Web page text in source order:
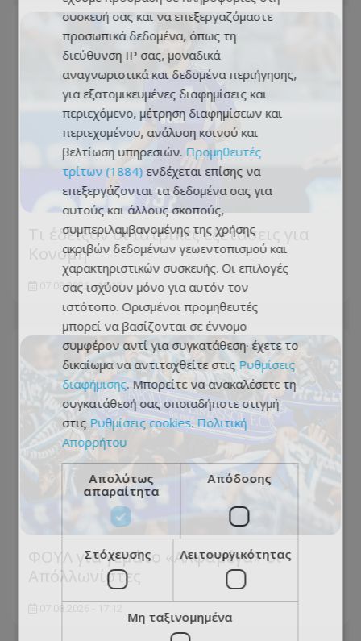
Τι έδειξαν οι ιατρικές εξετάσεις για
Κονομή
07.08.2026 - 18:12
ΦΟΥΛ για γεμάτο «Αλφαμέγα» οι
Απόλλωνίστες
συσκευή σας και να επεξεργαζόμαστε
προσωπικά δεδομένα, όπως τη
διεύθυνση IP σας, μοναδικά
αναγνωριστικά και δεδομένα περιήγησης,
για εξατομικευμένες διαφημίσεις και
περιεχόμενο, μέτρηση διαφημίσεων και
περιεχομένου, ανάλυση κοινού και
βελτίωση υπηρεσιών. Προμηθευτές
τρίτων (1884) ενδέχεται επίσης να
επεξεργάζονται τα δεδομένα σας για
αυτούς και άλλους σκοπούς,
συμπεριλαμβανομένης της χρήσης
ακριβών δεδομένων γεωεντοπισμού και
χαρακτηριστικών συσκευής. Οι επιλογές
σας ισχύουν μόνο για αυτόν τον
ιστότοπο. Ορισμένοι προμηθευτές
μπορεί να βασίζονται σε έννομο
συμφέρον αντί για συγκατάθεση· έχετε το
δικαίωμα να αντιταχθείτε στις Ρυθμίσεις
διαφήμισης. Μπορείτε να ανακαλέσετε τη
συγκατάθεσή σας οποιαδήποτε στιγμή
στις Ρυθμίσεις cookies. Πολιτική
Απορρήτου
Απολύτως
απαραίτητα
Απόδοσης
Στόχευσης Λειτουργικότητας
Μη ταξινομημένα